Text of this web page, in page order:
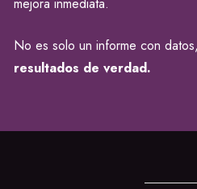
mejora inmediata.
No es solo un informe con
resultados de verdad.